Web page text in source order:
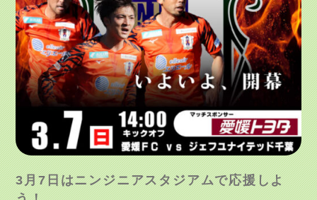
3月7日はニンジニアスタジアムで応援しよ